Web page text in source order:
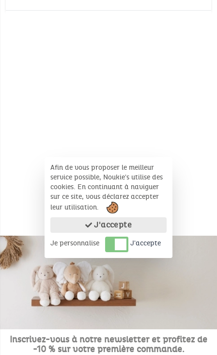
Inscrivez-vous à notre newsletter et profitez de
-10 % sur votre première commande.
Afin de vous proposer le meilleur
service possible, Noukie's utilise des
cookies. En continuant à naviguer
sur ce site, vous déclarez accepter
leur utilisation.
J'accepte
Je personnalise J'accepte